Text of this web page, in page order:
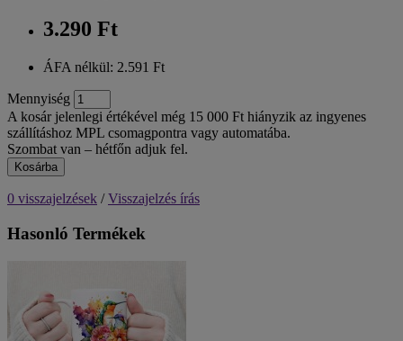
3.290 Ft
ÁFA nélkül: 2.591 Ft
Mennyiség
A kosár jelenlegi értékével még 15 000 Ft hiányzik az ingyenes
szállításhoz MPL csomagpontra vagy automatába.
Szombat van – hétfőn adjuk fel.
Kosárba
0 visszajelzések /Visszajelzés írás
Hasonló Termékek